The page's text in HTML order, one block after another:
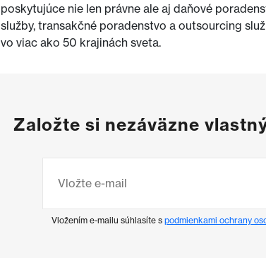
poskytujúce nie len právne ale aj daňové
služby, transakčné poradenstvo a outsourcing
vo viac ako 50 krajinách sveta.
Založte si nezáväzne
Vložením e-mailu súhlasíte s podmienkami ochrany